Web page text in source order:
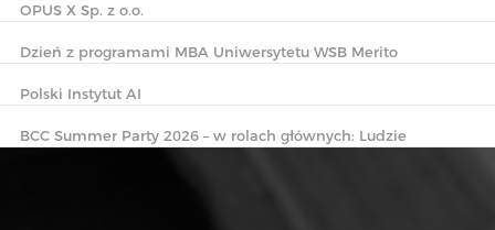
OPUS X Sp. z o.o.
Dzień z programami MBA Uniwersytetu WSB Merito
Polski Instytut AI
BCC Summer Party 2026 – w rolach głównych: Ludzie